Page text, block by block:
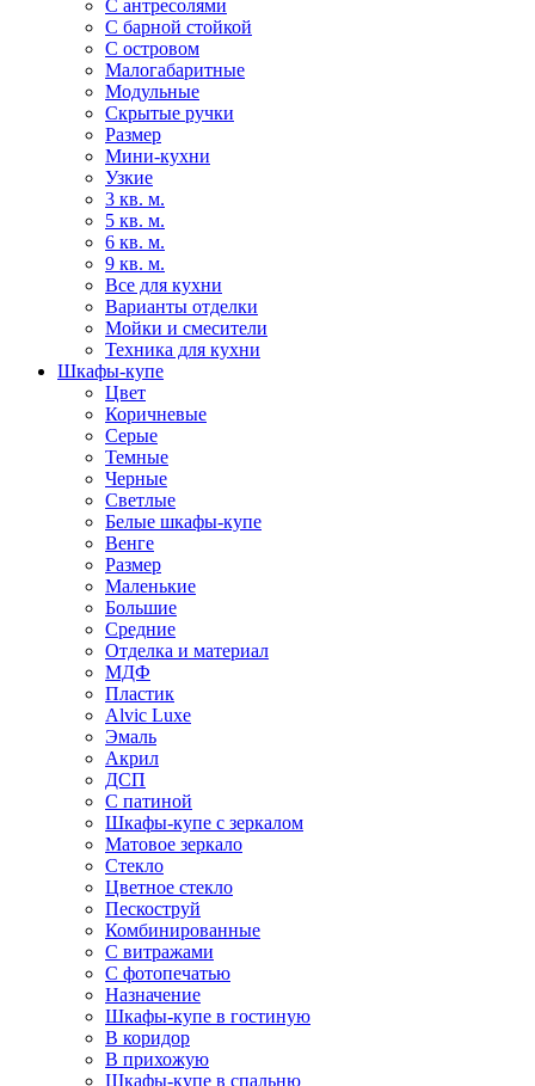
С антресолями
С барной стойкой
С островом
Малогабаритные
Модульные
Скрытые ручки
Размер
Мини-кухни
Узкие
3 кв. м.
5 кв. м.
6 кв. м.
9 кв. м.
Все для кухни
Варианты отделки
Мойки и смесители
Техника для кухни
Шкафы-купе
Цвет
Коричневые
Серые
Темные
Черные
Светлые
Белые шкафы-купе
Венге
Размер
Маленькие
Большие
Средние
Отделка и материал
МДФ
Пластик
Alvic Luxe
Эмаль
Акрил
ДСП
С патиной
Шкафы-купе с зеркалом
Матовое зеркало
Стекло
Цветное стекло
Пескоструй
Комбинированные
С витражами
С фотопечатью
Назначение
Шкафы-купе в гостиную
В коридор
В прихожую
Шкафы-купе в спальню